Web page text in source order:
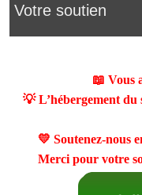
Votre soutien
📖 Vous
💡 L’hébergement du
💛 Soutenez-nous
Merci pour votre